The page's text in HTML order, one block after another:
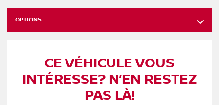
OPTIONS
CE VÉHICULE VOUS
INTÉRESSE? N’EN RESTEZ
PAS LÀ!